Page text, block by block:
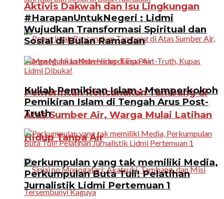
Aktivis Dakwah dan Isu Lingkungan
Pemerintah Rencanakan Tambang di
Atas Sumber Air, Warga Mulai Latihan
Hidup Tanpa Air
#HarapanUntukNegeri : Lidmi
Wujudkan Transformasi Spiritual dan
Sosial di Bulan Ramadan
Kuliah Pemikiran Islam : Memperkokoh
Pemikiran Islam di Tengah Arus Post-
Truth
Perkumpulan yang tak memiliki Media,
Perkumpulan Buta Tuli! Pelatihan
Jurnalistik Lidmi Pertemuan 1